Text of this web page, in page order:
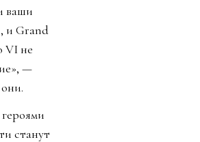
ваши
и Grand
VI не
—
станут